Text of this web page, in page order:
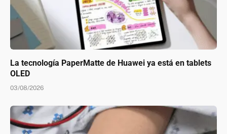
La tecnología PaperMatte de Huawei ya está en tablets
OLED
03/08/2026